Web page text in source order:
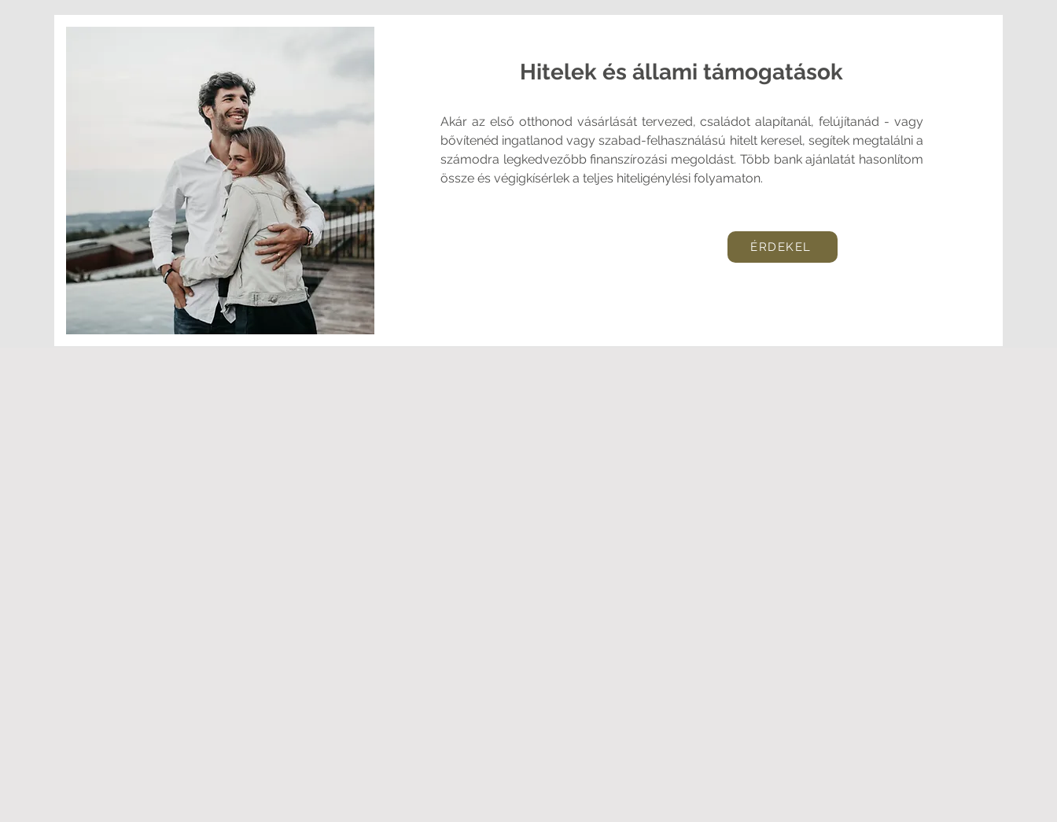
Hitelek és állami támogatások
Akár az első otthonod vásárlását tervezed, családot alapítanál, felújítanád - vagy
bővítenéd ingatlanod vagy szabad-felhasználású hitelt keresel, segítek megtalálni a
számodra legkedvezőbb finanszírozási megoldást. Több bank ajánlatát hasonlítom
össze és végigkísérlek a teljes hiteligénylési folyamaton.
ÉRDEKEL